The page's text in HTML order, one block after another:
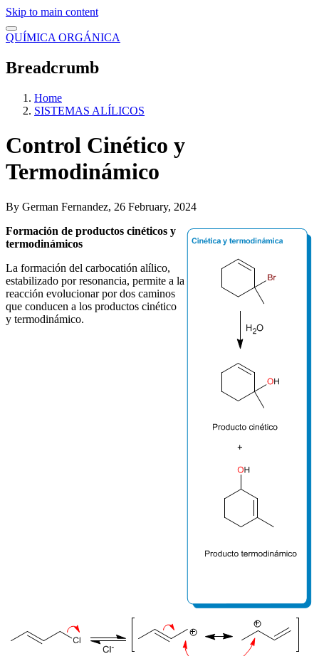
Skip to main content
QUÍMICA ORGÁNICA
Breadcrumb
Home
SISTEMAS ALÍLICOS
Control Cinético y
Termodinámico
By German Fernandez, 26 February, 2024
Formación de productos cinéticos y
termodinámicos
La formación del carbocatión alílico,
estabilizado por resonancia, permite a la
reacción evolucionar por dos caminos
que conducen a los productos cinético
y termodinámico.